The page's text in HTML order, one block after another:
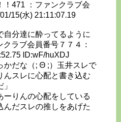
！471 ：ファンクラブ会
15(水) 21:11:07.19
自分達に酔ってるように
ラブ会員番号７７４：
ID:wF/huXDJ
かだな（; Θ ;）玉井スレで
んスレに心配と書き込む
ーりんの心配をしている
んだスレの推しをあげた